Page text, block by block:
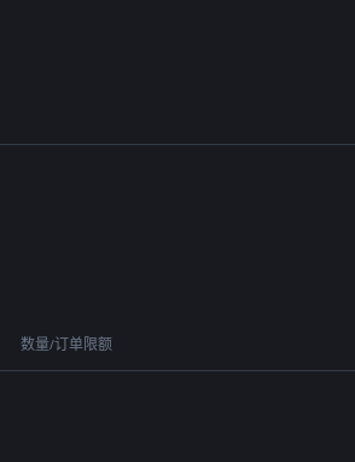
数量/订单限额